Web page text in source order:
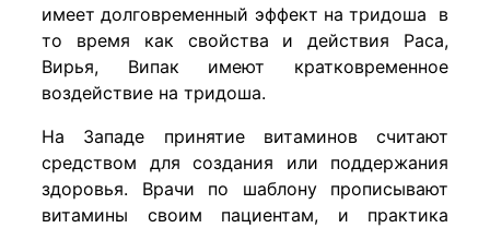
имеет долговременный эффект на тридоша в
то время как свойства и действия Раса,
Вирья, Випак имеют кратковременное
воздействие на тридоша.
На Западе принятие витаминов считают
средством для создания или поддержания
здоровья. Врачи по шаблону прописывают
витамины своим пациентам, и практика